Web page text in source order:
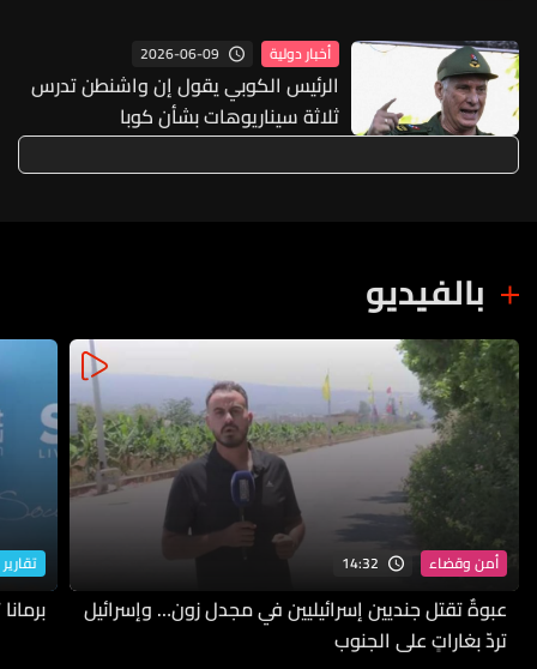
أخبار دولية 2026-06-09
الرئيس الكوبي يقول إن واشنطن تدرس
ثلاثة سيناريوهات بشأن كوبا
بالفيديو
أمن وقضاء 14:32
عبوةٌ تقتل جنديين إسرائيليين في مجدل زون… وإسرائيل
تردّ بغاراتٍ على الجنوب